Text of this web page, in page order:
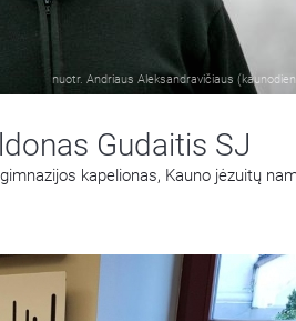
nuotr. Andriaus Aleksandravičiaus
Gudaitis SJ
kapelionas, Kauno jėzuitų